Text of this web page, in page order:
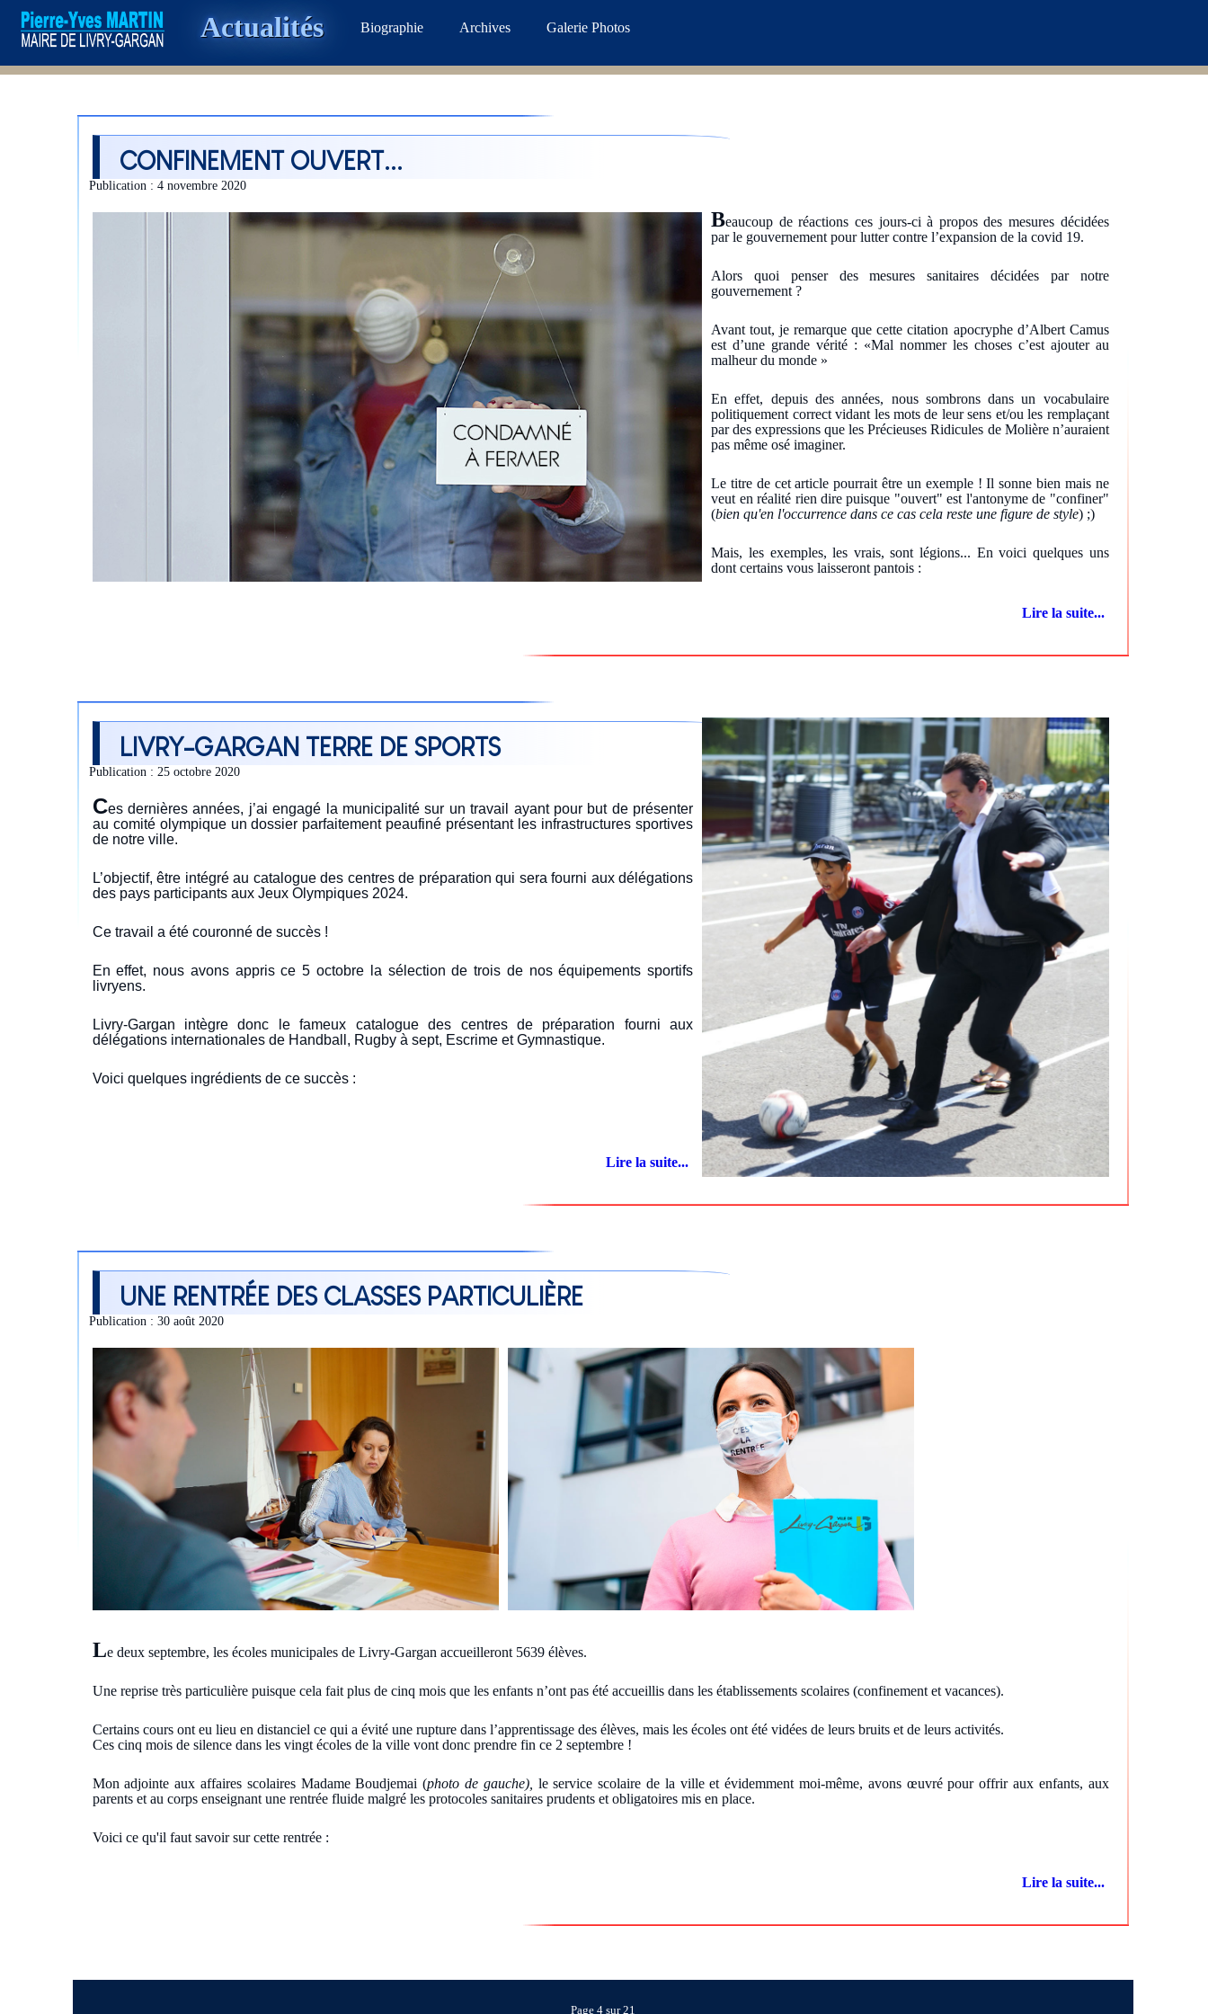
Actualités Biographie Archives Galerie Photos
CONFINEMENT OUVERT...
Publication : 4 novembre 2020
Beaucoup de réactions ces jours-ci à propos des mesures décidées
par le gouvernement pour lutter contre l’expansion de la covid 19.
Alors quoi penser des mesures sanitaires décidées par notre
gouvernement ?
Avant tout, je remarque que cette citation apocryphe d’Albert Camus
est d’une grande vérité : «Mal nommer les choses c’est ajouter au
malheur du monde »
En effet, depuis des années, nous sombrons dans un vocabulaire
politiquement correct vidant les mots de leur sens et/ou les remplaçant
par des expressions que les Précieuses Ridicules de Molière n’auraient
pas même osé imaginer.
Le titre de cet article pourrait être un exemple ! Il sonne bien mais ne
veut en réalité rien dire puisque "ouvert" est l'antonyme de "confiner"
(bien qu'en l'occurrence dans ce cas cela reste une figure de style) ;)
Mais, les exemples, les vrais, sont légions... En voici quelques uns
dont certains vous laisseront pantois :
Lire la suite...
LIVRY-GARGAN TERRE DE SPORTS
Publication : 25 octobre 2020
Ces dernières années, j’ai engagé la municipalité sur un travail ayant pour but de présenter
au comité olympique un dossier parfaitement peaufiné présentant les infrastructures sportives
de notre ville.
L’objectif, être intégré au catalogue des centres de préparation qui sera fourni aux délégations
des pays participants aux Jeux Olympiques 2024.
Ce travail a été couronné de succès !
En effet, nous avons appris ce 5 octobre la sélection de trois de nos équipements sportifs
livryens.
Livry-Gargan intègre donc le fameux catalogue des centres de préparation fourni aux
délégations internationales de Handball, Rugby à sept, Escrime et Gymnastique.
Voici quelques ingrédients de ce succès :
Lire la suite...
UNE RENTRÉE DES CLASSES PARTICULIÈRE
Publication : 30 août 2020
Le deux septembre, les écoles municipales de Livry-Gargan accueilleront 5639 élèves.
Une reprise très particulière puisque cela fait plus de cinq mois que les enfants n’ont pas été accueillis dans les établissements scolaires (confinement et vacances).
Certains cours ont eu lieu en distanciel ce qui a évité une rupture dans l’apprentissage des élèves, mais les écoles ont été vidées de leurs bruits et de leurs activités.
Ces cinq mois de silence dans les vingt écoles de la ville vont donc prendre fin ce 2 septembre !
Mon adjointe aux affaires scolaires Madame Boudjemai (photo de gauche), le service scolaire de la ville et évidemment moi-même, avons œuvré pour offrir aux enfants, aux
parents et au corps enseignant une rentrée fluide malgré les protocoles sanitaires prudents et obligatoires mis en place.
Voici ce qu'il faut savoir sur cette rentrée :
Lire la suite...
Page 4 sur 21